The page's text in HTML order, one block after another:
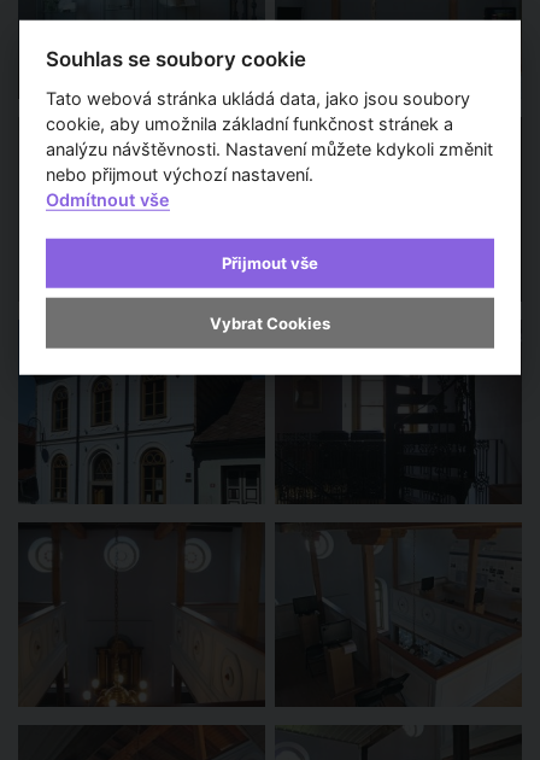
Souhlas se soubory cookie
Tato webová stránka ukládá data, jako jsou soubory
cookie, aby umožnila základní funkčnost stránek a
analýzu návštěvnosti. Nastavení můžete kdykoli změnit
nebo přijmout výchozí nastavení.
Odmítnout vše
Přijmout vše
Vybrat Cookies